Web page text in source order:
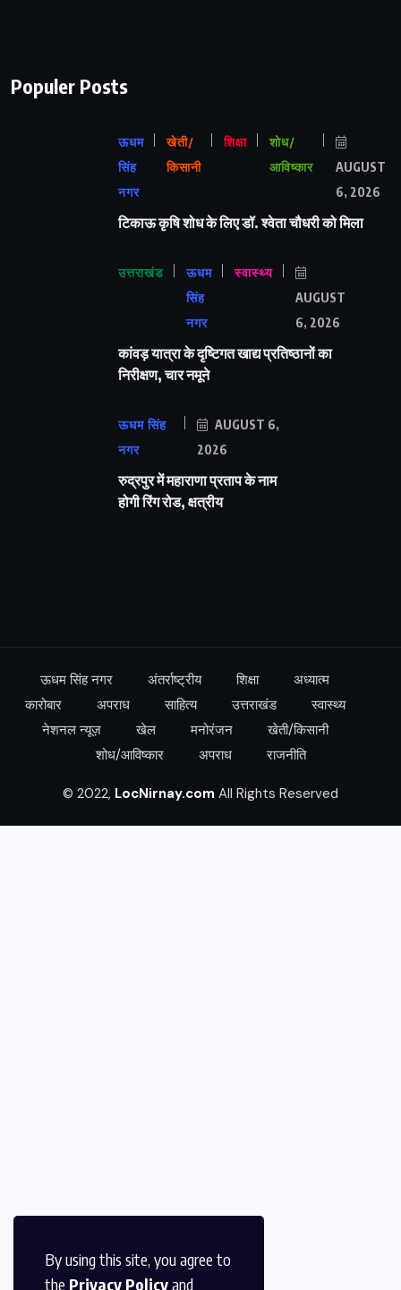
By using this site, you agree to
the Privacy Policyand
Populer Posts
ऊधम
सिंह
नगर
खेती/
किसानी
शिक्षा
शोध/
आविष्कार
AUGUST
6, 2026
टिकाऊ कृषि शोध के लिए डॉ. श्वेता चौधरी को मिला
उत्तराखंड
ऊधम
सिंह
नगर
स्वास्थ्य
AUGUST
6, 2026
कांवड़ यात्रा के दृष्टिगत खाद्य प्रतिष्ठानों का
निरीक्षण, चार नमूने
ऊधम सिंह
नगर
AUGUST 6,
2026
रुद्रपुर में महाराणा प्रताप के नाम
होगी रिंग रोड, क्षत्रीय
ऊधम सिंह नगर अंतर्राष्ट्रीय शिक्षा
अध्यात्म
कारोबार
अपराध साहित्य उत्तराखंड
स्वास्थ्य
नेशनल न्यूज़
खेल मनोरंजन
खेती/किसानी
शोध/आविष्कार
अपराध राजनीति
© 2022, LocNirnay.com All Rights Reserved